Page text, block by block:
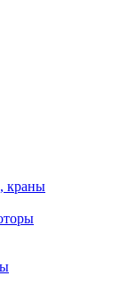
краны